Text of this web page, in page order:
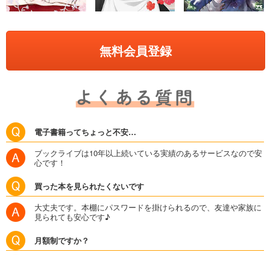
無料会員登録
電子書籍ってちょっと不安…
ブックライブは10年以上続いている実績のあるサービスなので安
心です！
買った本を見られたくないです
大丈夫です。本棚にパスワードを掛けられるので、友達や家族に
見られても安心です♪
月額制ですか？